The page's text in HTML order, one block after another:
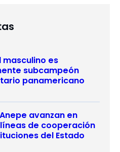
masculino es
subcampeón
panamericano
avanzan en
de cooperación
del Estado